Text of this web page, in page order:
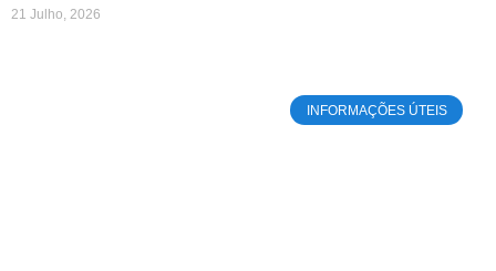
21 Julho, 2026
INFORMAÇÕES ÚTEIS